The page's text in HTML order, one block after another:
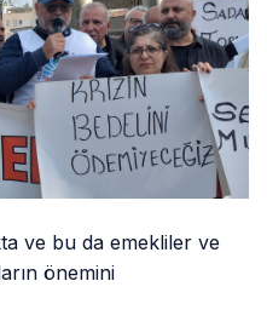
ve bu da emekliler ve
önemini